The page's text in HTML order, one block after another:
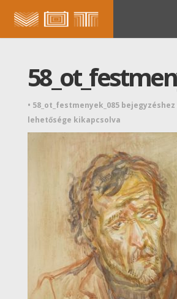
• 58_ot_festmenyek_085 bejegyzéshez
lehetősége kikapcsolva